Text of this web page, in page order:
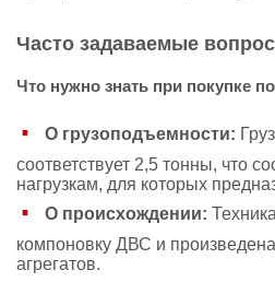
Часто задаваемые
Что нужно знать при покупке
О грузоподъемности:
соответствует 2,5 тонны, что
нагрузкам, для которых
О происхождении:
компоновку ДВС и
агрегатов.